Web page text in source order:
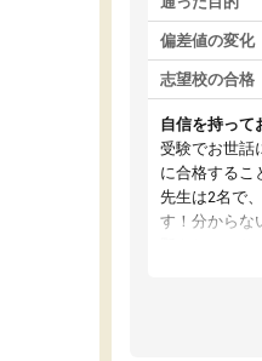
偏差値の変化
志望校の合格
自信を持って
受験でお世話
に合格するこ
先生は2名で
す！分からな
野をしっか
季節ごとの